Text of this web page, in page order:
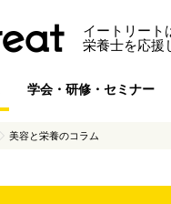
イートリート
栄養士を応援
学会・研修・セミナー
美容と栄養のコラム